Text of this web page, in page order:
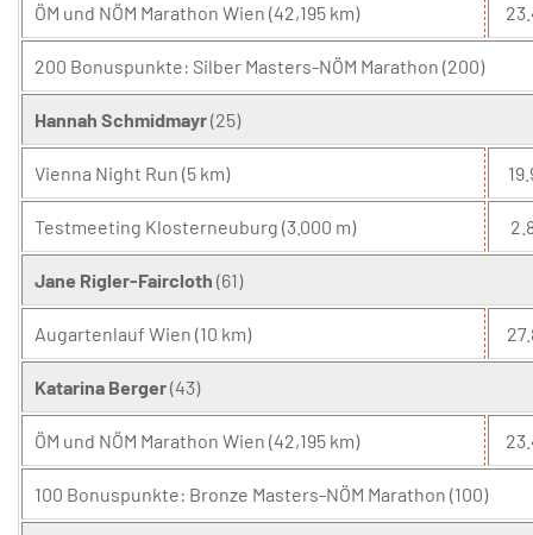
ÖM und NÖM Marathon Wien (42,195 km)
200 Bonuspunkte: Silber Masters-NÖM Marathon (200)
Hannah Schmidmayr(25)
Vienna Night Run (5 km)
Testmeeting Klosterneuburg (3.000 m)
Jane Rigler-Faircloth (61)
Augartenlauf Wien (10 km)
Katarina Berger(43)
ÖM und NÖM Marathon Wien (42,195 km)
100 Bonuspunkte: Bronze Masters-NÖM Marathon (100)